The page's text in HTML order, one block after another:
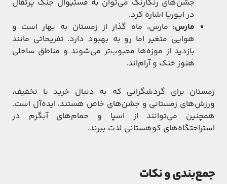
جشن‌های رنگارنگ می‌توان به فستیوال جنگ پرتقال
در ایوریا اشاره کرد.
مارس: مارس، ماه گذار از زمستان به بهار است و
هوایی متغیر اما رو به بهبود دارد. تفریحاتی مانند
بازدید از موزه‌ها محبوب‌تر می‌شوند و مناطق ساحلی
هنوز خنک و آرام‌اند.
زمستان برای گردشگرانی که به دنبال خرید با تخفیف،
ورزش‌های زمستانی و جشن‌های خاص هستند، ایده‌آل است.
همچنین می‌توانند از اسپا و حمام‌های آبگرم در
استراحتگاه‌های کوهستانی لذت ببرند.
جمع‌بندی و نکات